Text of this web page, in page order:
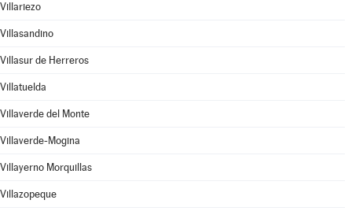
Villariezo
Villasandino
Villasur de Herreros
Villatuelda
Villaverde del Monte
Villaverde-Mogina
Villayerno Morquillas
Villazopeque